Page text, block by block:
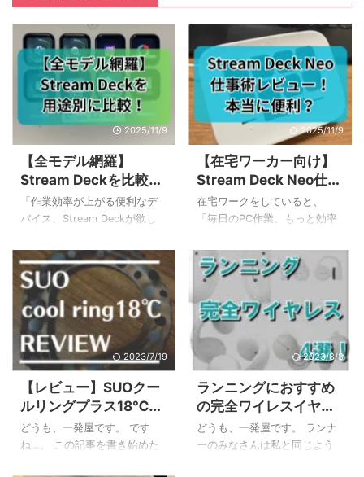
2025/11/9
【全モデル網羅】
Stream Deckを比較！
新旧モデルから用途別
で最適な一台を選ぶ
「作業効率が上がる便利なデ
バイス、Stream Deckが欲し
どれを選べばいいのか分から
ない…」と感じていませんか？
多機能なモデルからコンパク
トなモデルまで様々で、自分
に合う一台を見つけるのは大
変ですよね。Stream Deckの比
較をしているけれど、結局決
め手に欠ける、という方も多
いのではないでしょうか。 私
もStream Deck Neoを購入す
る前はちょっと悩みました…。
この記事では、そんなお悩み
2025/11/9
【在宅ワーカー向け】
Stream Deck Neo仕事
術レビュー！本当に便
利？
在宅ワークをしていると、
「毎日のPC作業、もっと効率
こと、ありますよね。チャッ
トツールの起動、定型文の入
など、一つひとつは小さくて
も積み重なると大きな手間に
なります。 この記事では、そ
んなみなさんのために、
stream deck neoを仕事で活用
して、日々の作業を劇的に快
適にする方法を徹底解説しま
す！ この記事を読むことで、
以下のことが分かりますよ。
2023/7/19
【レビュー】SUOクー
ルリングプラス18℃の
サイズ感・持続時間・
おすすめ用途
どうも、一発屋です。 です
ね…。 この記事を書き始めた
2023/8/8
ランニングにおすすめ
の完全ワイレスイヤホ
ン4選！ながら聴きタ
イプが超オススメ！
どうも、一発屋です。 ランナ
ーのみなさんは私と同じよう